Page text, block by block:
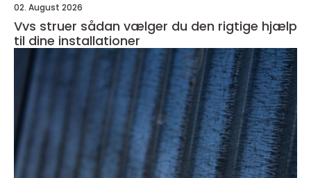
02. August 2026
Vvs struer sådan vælger du den rigtige hjælp
til dine installationer